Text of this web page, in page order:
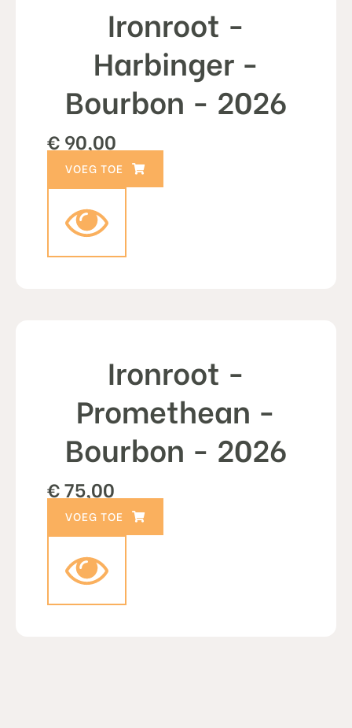
Ironroot -
Harbinger -
Bourbon - 2026
€ 90,00
Ironroot -
Promethean -
Bourbon - 2026
€75,00